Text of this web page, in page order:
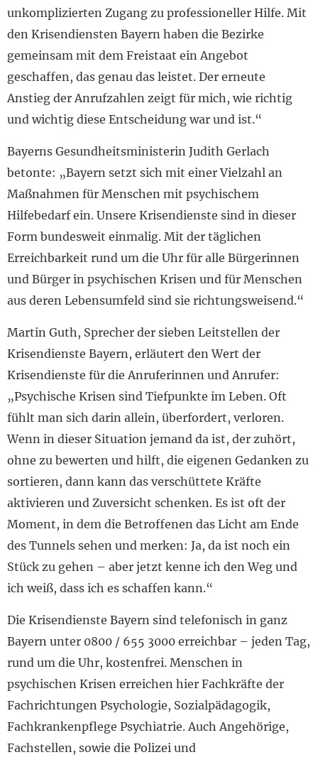
unkomplizierten Zugang zu professioneller Hilfe. Mit
den Krisendiensten Bayern haben die Bezirke
gemeinsam mit dem Freistaat ein Angebot
geschaffen, das genau das leistet. Der erneute
Anstieg der Anrufzahlen zeigt für mich, wie richtig
und wichtig diese Entscheidung war und ist.“
Bayerns Gesundheitsministerin Judith Gerlach
betonte: „Bayern setzt sich mit einer Vielzahl an
Maßnahmen für Menschen mit psychischem
Hilfebedarf ein. Unsere Krisendienste sind in dieser
Form bundesweit einmalig. Mit der täglichen
Erreichbarkeit rund um die Uhr für alle Bürgerinnen
und Bürger in psychischen Krisen und für Menschen
aus deren Lebensumfeld sind sie richtungsweisend.“
Martin Guth, Sprecher der sieben Leitstellen der
Krisendienste Bayern, erläutert den Wert der
Krisendienste für die Anruferinnen und Anrufer:
„Psychische Krisen sind Tiefpunkte im Leben. Oft
fühlt man sich darin allein, überfordert, verloren.
Wenn in dieser Situation jemand da ist, der zuhört,
ohne zu bewerten und hilft, die eigenen Gedanken zu
sortieren, dann kann das verschüttete Kräfte
aktivieren und Zuversicht schenken. Es ist oft der
Moment, in dem die Betroffenen das Licht am Ende
des Tunnels sehen und merken: Ja, da ist noch ein
Stück zu gehen – aber jetzt kenne ich den Weg und
ich weiß, dass ich es schaffen kann.“
Die Krisendienste Bayern sind telefonisch in ganz
Bayern unter 0800 / 655 3000 erreichbar – jeden Tag,
rund um die Uhr, kostenfrei. Menschen in
psychischen Krisen erreichen hier Fachkräfte der
Fachrichtungen Psychologie, Sozialpädagogik,
Fachkrankenpflege Psychiatrie. Auch Angehörige,
Fachstellen, sowie die Polizei und